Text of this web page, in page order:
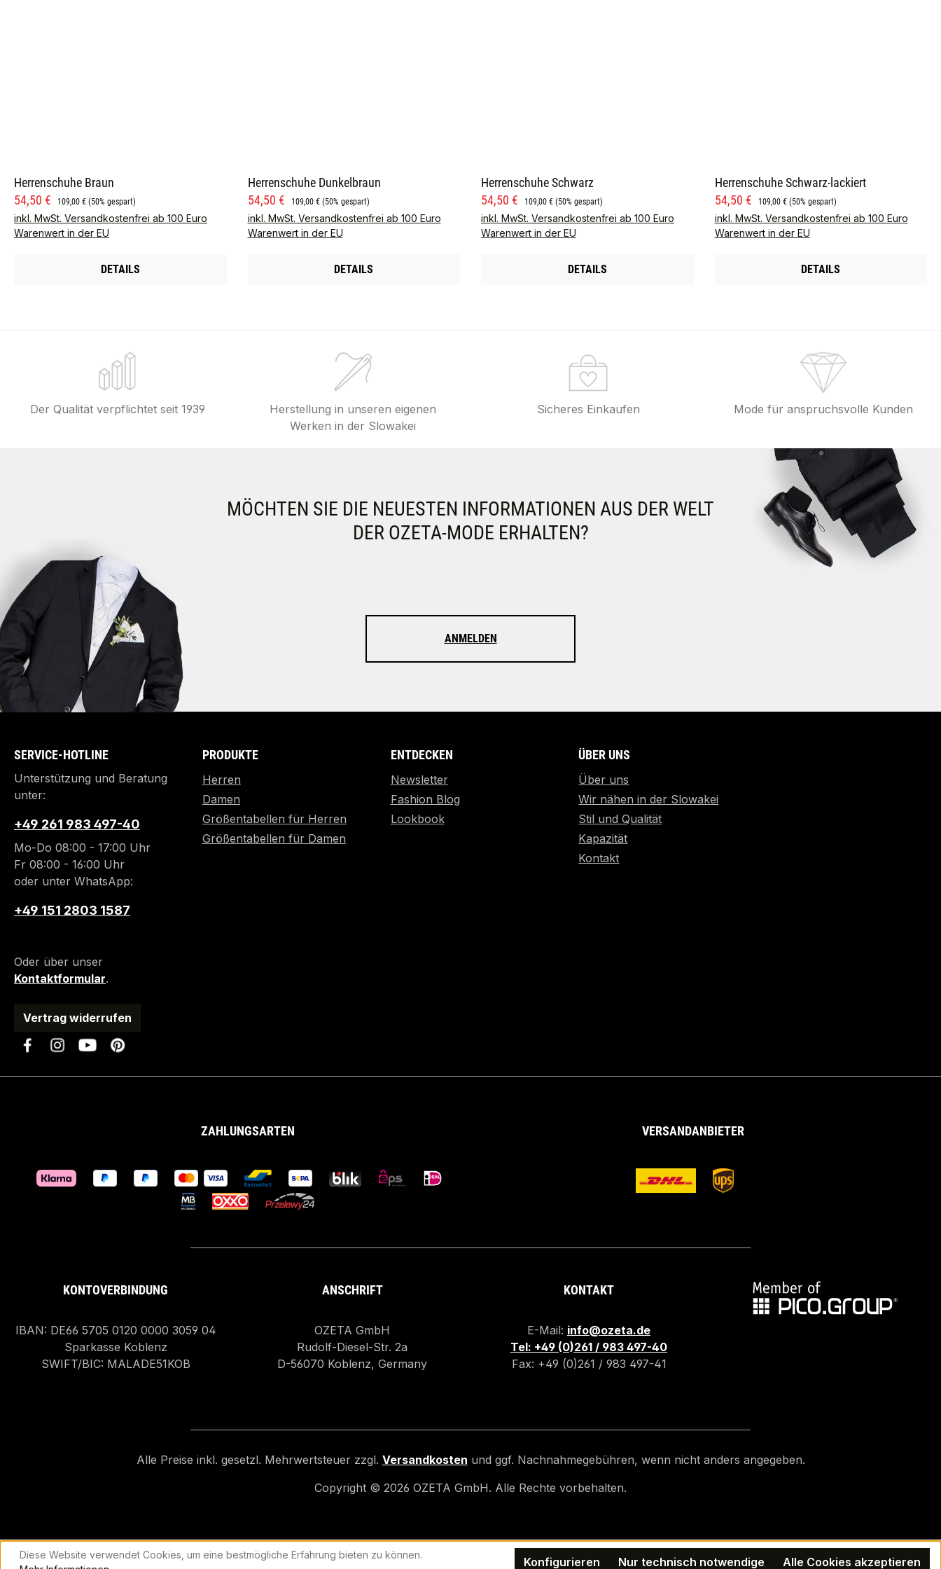
Herrenschuhe Braun
Verkaufspreis:
54,50 € Regulärer Preis:
109,00 € (50% gespart)
inkl. MwSt. Versandkostenfrei ab 100 Euro
Warenwert in der EU
DETAILS
Herrenschuhe Dunkelbraun
Verkaufspreis:
54,50 € Regulärer Preis:
109,00 € (50% gespart)
inkl. MwSt. Versandkostenfrei ab 100 Euro
Warenwert in der EU
DETAILS
Herrenschuhe Schwarz
Verkaufspreis:
54,50 € Regulärer Preis:
109,00 € (50% gespart)
inkl. MwSt. Versandkostenfrei ab 100 Euro
Warenwert in der EU
DETAILS
Herrenschuhe Schwarz-lackiert
Verkaufspreis:
54,50 € Regulärer Preis:
109,00 € (50% gespart)
inkl. MwSt. Versandkostenfrei ab 100 Euro
Warenwert in der EU
DETAILS
Der Qualität verpflichtet seit 1939
Herstellung in unseren eigenen
Werken in der Slowakei
Sicheres Einkaufen Mode für anspruchsvolle Kunden
MÖCHTEN SIE DIE NEUESTEN INFORMATIONEN AUS DER WELT
DER OZETA-MODE ERHALTEN?
ANMELDEN
SERVICE-HOTLINE
Unterstützung und Beratung
unter:
+49 261 983 497-40
Mo-Do 08:00 - 17:00 Uhr
Fr 08:00 - 16:00 Uhr
oder unter WhatsApp:
+49 151 2803 1587
Oder über unser
Kontaktformular.
Vertrag widerrufen
PRODUKTE
Herren
Damen
Größentabellen für Herren
Größentabellen für Damen
ENTDECKEN
Newsletter
Fashion Blog
Lookbook
ÜBER UNS
Über uns
Wir nähen in der Slowakei
Stil und Qualität
Kapazität
Kontakt
ZAHLUNGSARTEN VERSANDANBIETER
KONTOVERBINDUNG
IBAN: DE66 5705 0120 0000 3059 04
Sparkasse Koblenz
SWIFT/BIC: MALADE51KOB
ANSCHRIFT
OZETA GmbH
Rudolf-Diesel-Str. 2a
D-56070 Koblenz, Germany
KONTAKT
E-Mail: info@ozeta.de
Tel: +49 (0)261 / 983 497-40
Fax: +49 (0)261 / 983 497-41
Alle Preise inkl. gesetzl. Mehrwertsteuer zzgl. Versandkosten und ggf. Nachnahmegebühren, wenn nicht anders angegeben.
Copyright © 2026 OZETA GmbH. Alle Rechte vorbehalten.
Diese Website verwendet Cookies, um eine bestmögliche Erfahrung bieten zu können.
Nur technisch notwendige
Konfigurieren Alle Cookies akzeptieren